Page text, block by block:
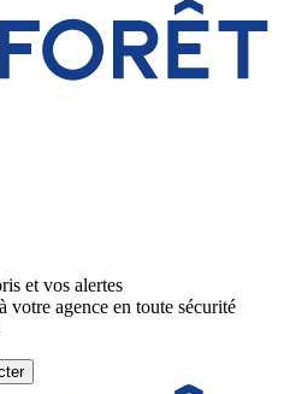
et vos alertes
votre agence en toute sécurité